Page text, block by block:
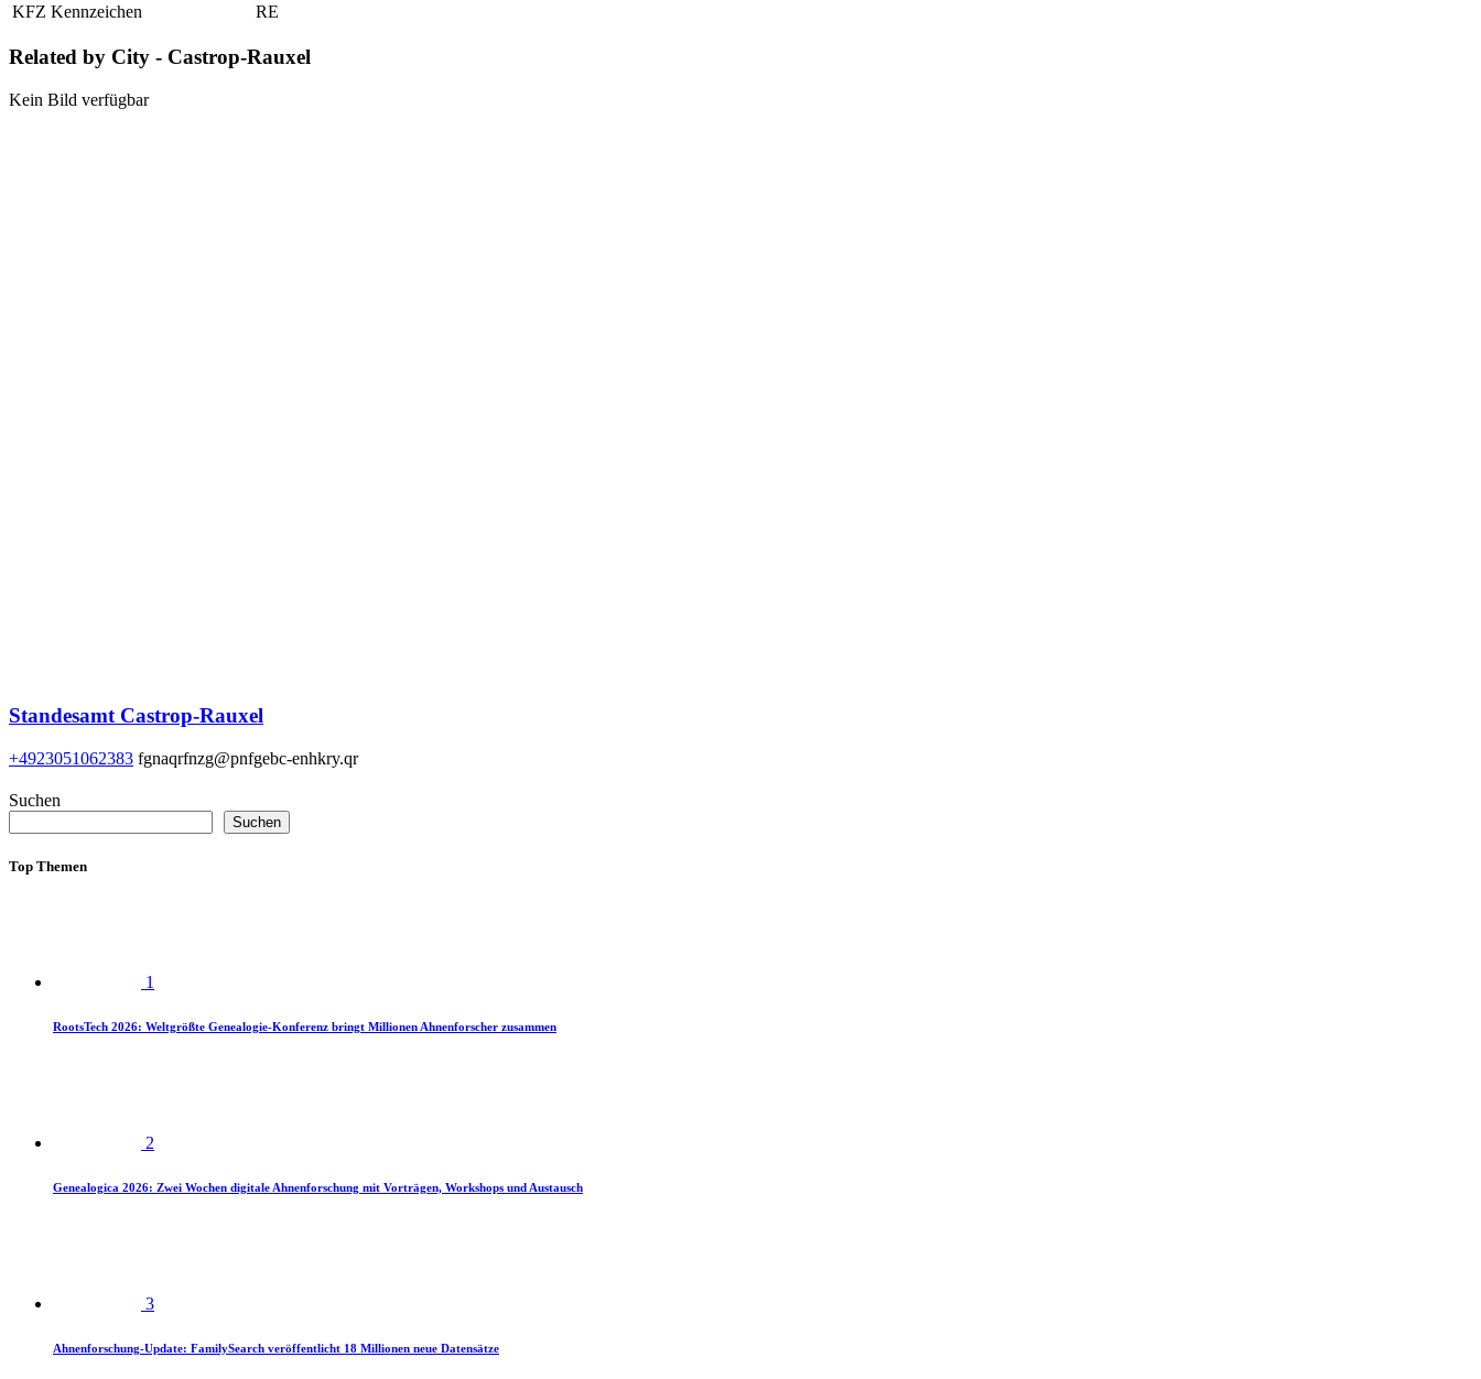
KFZ Kennzeichen
RE
Related by City - Castrop-Rauxel
Kein Bild verfügbar
Standesamt Castrop-Rauxel
+4923051062383 fgnaqrfnzg@pnfgebc-enhkry.qr
Suchen
Suchen
Top Themen
1
RootsTech 2026: Weltgrößte Genealogie-Konferenz bringt Millionen Ahnenforscher zusammen
2
Genealogica 2026: Zwei Wochen digitale Ahnenforschung mit Vorträgen, Workshops und Austausch
3
Ahnenforschung-Update: FamilySearch veröffentlicht 18 Millionen neue Datensätze